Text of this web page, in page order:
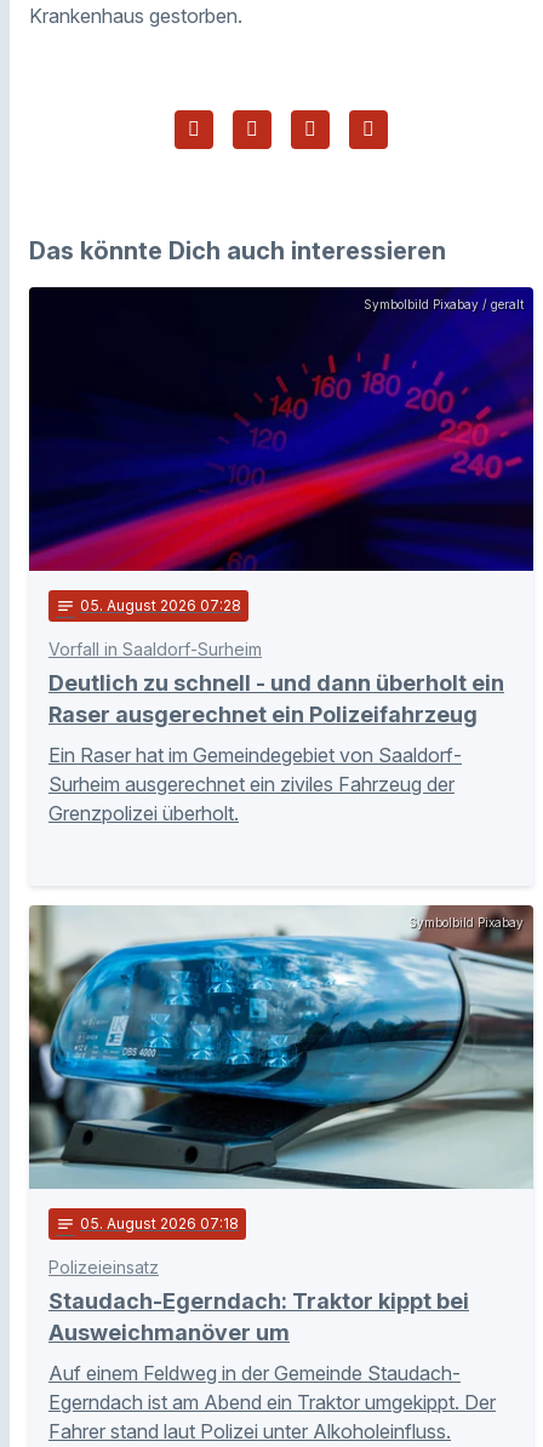
Krankenhaus gestorben.
Das könnte Dich auch interessieren
Symbolbild Pixabay / geralt
notes 05. August 2026 07:28
Vorfall in Saaldorf-Surheim
Deutlich zu schnell - und dann überholt ein
Raser ausgerechnet ein Polizeifahrzeug
Ein Raser hat im Gemeindegebiet von Saaldorf-
Surheim ausgerechnet ein ziviles Fahrzeug der
Grenzpolizei überholt.
Symbolbild Pixabay
notes 05. August 2026 07:18
Polizeieinsatz
Staudach-Egerndach: Traktor kippt bei
Ausweichmanöver um
Auf einem Feldweg in der Gemeinde Staudach-
Egerndach ist am Abend ein Traktor umgekippt. Der
Fahrer stand laut Polizei unter Alkoholeinfluss.